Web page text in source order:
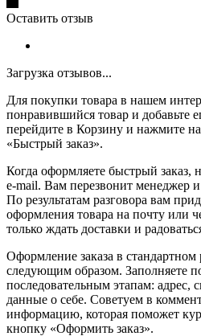
Оставить отзыв
Загрузка отзывов...
Для покупки товара в нашем
понравившийся товар и добавьте
перейдите в Корзину и нажмите
«Быстрый заказ».
Когда оформляете быстрый
e-mail. Вам перезвонит менеджер и
По результатам разговора вам
оформления товара на почту или
только ждать доставки и
Оформление заказа в
следующим образом. Заполняете
последовательным этапам: адрес,
данные о себе. Советуем в
информацию, которая поможет
кнопку «Оформить заказ».